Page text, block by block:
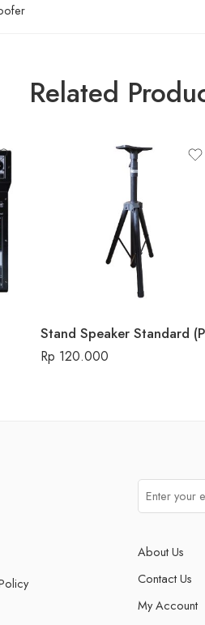
Related
Rp 120.000
About Us
Contact Us
My Account